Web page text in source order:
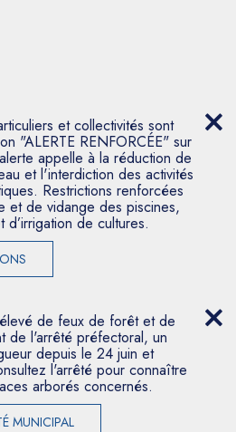
et collectivités sont
"ALERTE RENFORCÉE" sur
appelle à la réduction de
et l'interdiction des activités
Restrictions renforcées
et de vidange des piscines,
de cultures.
de feux de forêt et de
de l'arrêté préfectoral, un
depuis le 24 juin et
l'arrêté pour connaître
arborés concernés.
MUNICIPAL